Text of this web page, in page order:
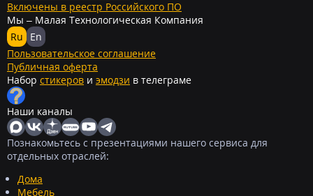
Включены в реестр Российского ПО
Мы – Малая Технологическая Компания
Ru
En
Пользовательское соглашение
Публичная оферта
Набор стикеров и эмодзи в телеграме
Наши каналы
Познакомьтесь с презентациями нашего сервиса для
отдельных отраслей:
Дома
Мебель